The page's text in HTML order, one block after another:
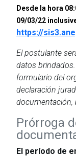
Desde la hora
09/03/22
https://
El postulante
datos
formulario del
declaración
documentación,
Prórroga
El período de